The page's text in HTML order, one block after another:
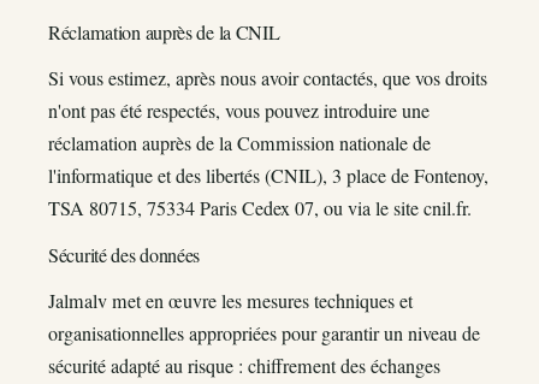
Réclamation auprès de la CNIL
Si vous estimez, après nous avoir contactés, que vos droits
n'ont pas été respectés, vous pouvez introduire une
réclamation auprès de la Commission nationale de
l'informatique et des libertés (CNIL), 3 place de Fontenoy,
TSA 80715, 75334 Paris Cedex 07, ou via le site cnil.fr.
Sécurité des données
Jalmalv met en œuvre les mesures techniques et
organisationnelles appropriées pour garantir un niveau de
sécurité adapté au risque : chiffrement des échanges